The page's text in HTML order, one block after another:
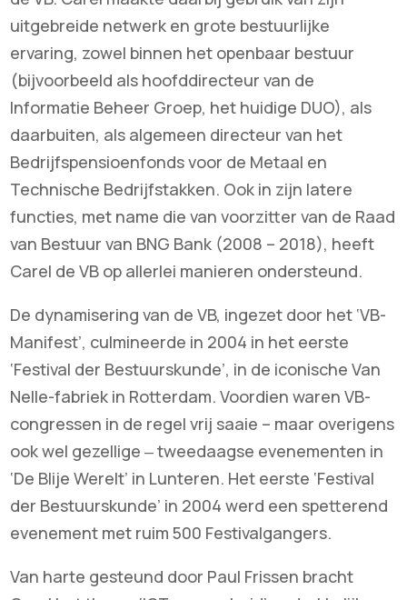
uitgebreide netwerk en grote bestuurlijke
ervaring, zowel binnen het openbaar bestuur
(bijvoorbeeld als hoofddirecteur van de
Informatie Beheer Groep, het huidige DUO), als
daarbuiten, als algemeen directeur van het
Bedrijfspensioenfonds voor de Metaal en
Technische Bedrijfstakken. Ook in zijn latere
functies, met name die van voorzitter van de Raad
van Bestuur van BNG Bank (2008 – 2018), heeft
Carel de VB op allerlei manieren ondersteund.
De dynamisering van de VB, ingezet door het ‘VB-
Manifest’, culmineerde in 2004 in het eerste
‘Festival der Bestuurskunde’, in de iconische Van
Nelle-fabriek in Rotterdam. Voordien waren VB-
congressen in de regel vrij saaie – maar overigens
ook wel gezellige ‒ tweedaagse evenementen in
‘De Blije Werelt’ in Lunteren. Het eerste ‘Festival
der Bestuurskunde’ in 2004 werd een spetterend
evenement met ruim 500 Festivalgangers.
Van harte gesteund door Paul Frissen bracht